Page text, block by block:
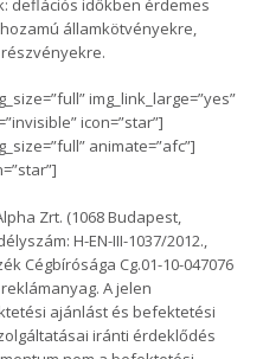
államkötvényekre,
img_link_large=”yes”
icon=”star”]
animate=”afc”]
Zrt. (1068 Budapest,
H-EN-III-1037/2012.,
Cégbírósága Cg.01-10-047076
A jelen
ajánlást és befektetési
iránti érdeklődés